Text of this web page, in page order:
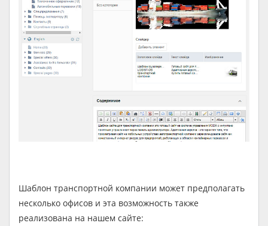
Шаблон транспортной компании может предполагать
несколько офисов и эта возможность также
реализована на нашем сайте: